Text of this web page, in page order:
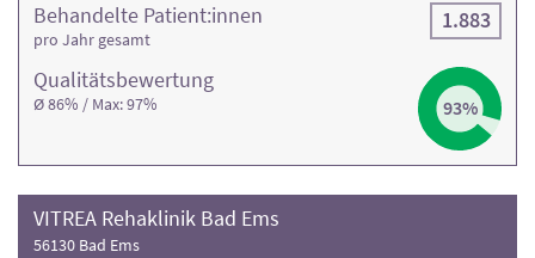
Qualitäts­bewertung
Ø 86% / Max: 97% 93%
Behandelte Patient:innen
pro Jahr gesamt
1.883
VITREA Rehaklinik Bad Ems
56130 Bad Ems